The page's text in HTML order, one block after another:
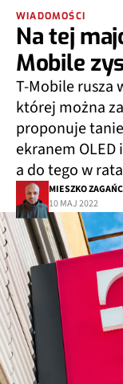
WIADOMOŚCI
Na tej
Mobile
T-Mobile rusza
której można
proponuje
ekranem
a do tego w
MIESZKO
10 MAJ 2022